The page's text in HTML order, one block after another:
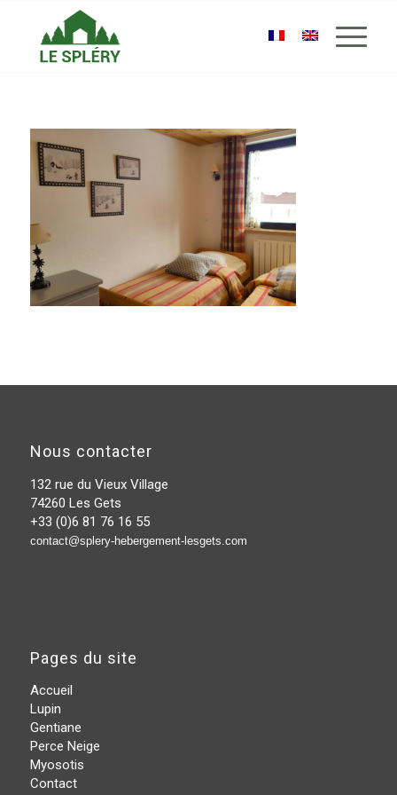
Nous contacter
132 rue du Vieux Village
74260 Les Gets
+33 (0)6 81 76 16 55
contact@splery-hebergement-lesgets.com
Pages du site
Accueil
Lupin
Gentiane
Perce Neige
Myosotis
Contact